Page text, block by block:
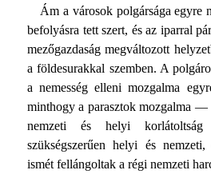
Ám a városok polgársága egyre
befolyásra tett szert, és az iparral
mezőgazdaság megváltozott
a földesurakkal szemben. A
a nemesség elleni mozgalma
minthogy a parasztok mozgalma —
nemzeti és helyi
szükségszerűen helyi és
ismét fellángoltak a régi nemzeti